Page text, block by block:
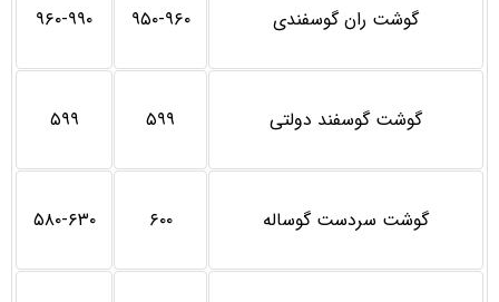
گوشت ران گوسفندی ۹۵۰-۹۶۰ ۹۶۰-۹۹۰
گوشت گوسفند دولتی ۵۹۹ ۵۹۹
گوشت سردست گوساله ۶۰۰ ۵۸۰-۶۳۰